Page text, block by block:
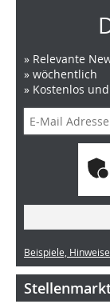
» Relevante
» wöchentlich
» Kostenlos
Beispiele,